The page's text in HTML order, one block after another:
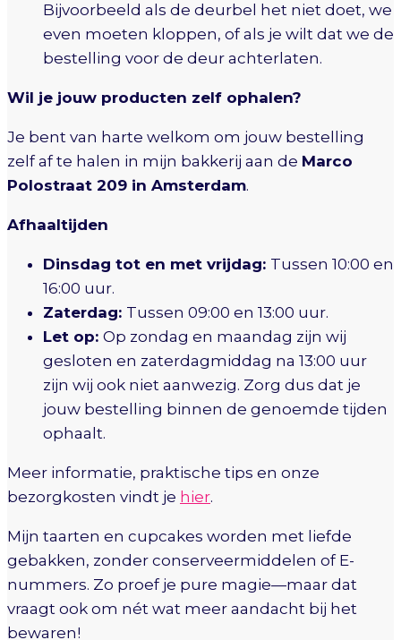
Bijvoorbeeld als de deurbel het niet doet, we
even moeten kloppen, of als je wilt dat we de
bestelling voor de deur achterlaten.
Wil je jouw producten zelf ophalen?
Je bent van harte welkom om jouw bestelling
zelf af te halen in mijn bakkerij aan de Marco
Polostraat 209 in Amsterdam.
Afhaaltijden
Dinsdag tot en met vrijdag: Tussen 10:00 en
16:00 uur.
Zaterdag: Tussen 09:00 en 13:00 uur.
Let op: Op zondag en maandag zijn wij
gesloten en zaterdagmiddag na 13:00 uur
zijn wij ook niet aanwezig. Zorg dus dat je
jouw bestelling binnen de genoemde tijden
ophaalt.
Meer informatie, praktische tips en onze
bezorgkosten vindt je hier.
Mijn taarten en cupcakes worden met liefde
gebakken, zonder conserveermiddelen of E-
nummers. Zo proef je pure magie—maar dat
vraagt ook om nét wat meer aandacht bij het
bewaren!